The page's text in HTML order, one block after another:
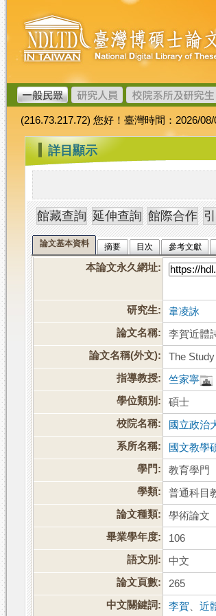
跳
到
主
要
內
容
臺
灣
博
碩
士
論
文
加
值
系
統
(216.73.217.72) 您好！臺灣時間：2026/08/
::: 詳目顯示
論文基本資料 摘要 目次 參考文獻
本論文永久網址:
研究生:
韋凌詠
論文名稱:
李賀近體
論文名稱(外文):
The
指導教授:
竺家寧
學位類別:
碩士
校院名稱:
國立政治
系所名稱:
國文教學
學門:
教育學門
學類:
普通科目
論文種類:
學術論文
畢業學年度:
106
語文別:
中文
論文頁數:
265
中文關鍵詞:
李賀 、近